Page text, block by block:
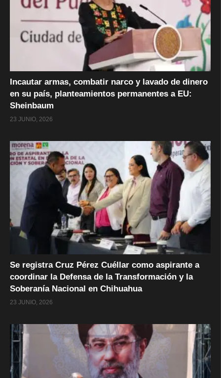
Incautar armas, combatir narco y lavado de dinero
en su país, planteamientos permanentes a EU:
Sheinbaum
23 JUNIO, 2026
Se registra Cruz Pérez Cuéllar como aspirante a
coordinar la Defensa de la Transformación y la
Soberanía Nacional en Chihuahua
23 JUNIO, 2026